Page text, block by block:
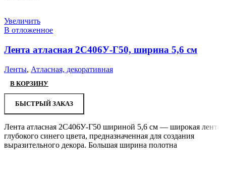
Увеличить
В отложенное
Лента атласная 2С406У-Г50, ширина 5,6 см
Ленты, Атласная, декоративная
В КОРЗИНУ
БЫСТРЫЙ ЗАКАЗ
Лента атласная 2С406У-Г50 шириной 5,6 см — широкая лента
глубокого синего цвета, предназначенная для создания
выразительного декора. Большая ширина полотна